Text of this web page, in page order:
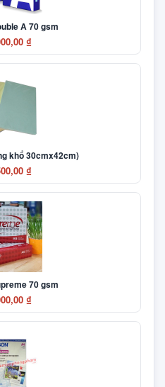
A 70 gsm
₫
khổ 30cmx42cm)
₫
70 gsm
₫